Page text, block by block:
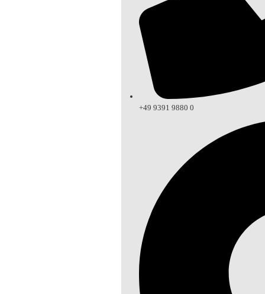
+49 9391 9880 0